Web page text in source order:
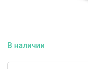
В наличии